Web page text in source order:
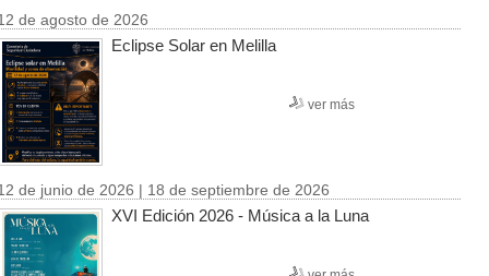
de agosto de 2026
Eclipse Solar en Melilla
ver más
de junio de 2026 | 18 de septiembre de 2026
XVI Edición 2026 - Música a la Luna